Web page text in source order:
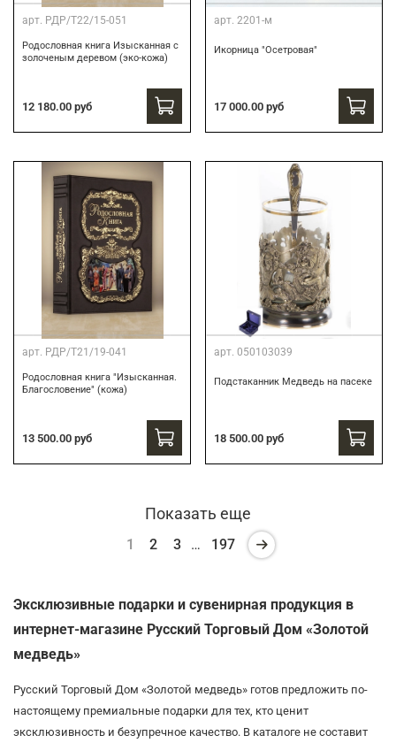
арт. РДР/Т22/15-051
Родословная книга Изысканная с
золоченым деревом (эко-кожа)
12 180.00 руб
арт. 2201-м
Икорница "Осетровая"
17 000.00 руб
арт. РДР/Т21/19-041
Родословная книга "Изысканная.
Благословение" (кожа)
13 500.00 руб
арт. 050103039
Подстаканник Медведь на пасеке
18 500.00 руб
Показать еще
1 2 3 … 197
Эксклюзивные подарки и сувенирная продукция в
интернет-магазине Русский Торговый Дом «Золотой
медведь»
Русский Торговый Дом «Золотой медведь» готов предложить по-
настоящему премиальные подарки для тех, кто ценит
эксклюзивность и безупречное качество. В каталоге не составит